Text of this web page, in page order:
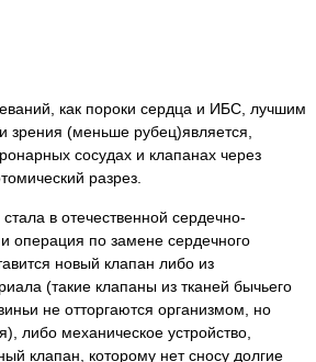
как пороки сердца и ИБС, лучшим
зрения (меньше рубец)является,
сосудах и клапанах через
разрез.
в отечественной сердечно-
операция по замене сердечного
новый клапан либо из
(такие клапаны из тканей бычьего
не отторгаются организмом, но
либо механическое устройство,
клапан, которому нет сносу долгие